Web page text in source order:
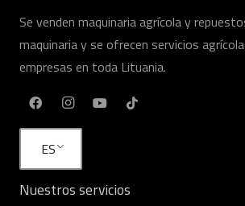
Se venden maquinaria agrícola y
maquinaria y se ofrecen servicios
empresas en toda Lituania.
ES
Nuestros servicios